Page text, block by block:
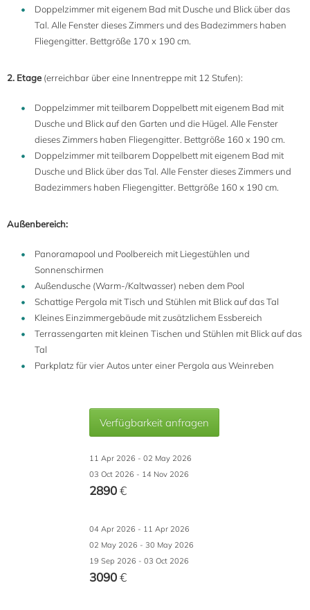
Doppelzimmer mit eigenem Bad mit Dusche und Blick über das
Tal. Alle Fenster dieses Zimmers und des Badezimmers haben
Fliegengitter. Bettgröße 170 x 190 cm.
2. Etage (erreichbar über eine Innentreppe mit 12 Stufen):
Doppelzimmer mit teilbarem Doppelbett mit eigenem Bad mit
Dusche und Blick auf den Garten und die Hügel. Alle Fenster
dieses Zimmers haben Fliegengitter. Bettgröße 160 x 190 cm.
Doppelzimmer mit teilbarem Doppelbett mit eigenem Bad mit
Dusche und Blick über das Tal. Alle Fenster dieses Zimmers und
Badezimmers haben Fliegengitter. Bettgröße 160 x 190 cm.
Außenbereich:
Panoramapool und Poolbereich mit Liegestühlen und
Sonnenschirmen
Außendusche (Warm-/Kaltwasser) neben dem Pool
Schattige Pergola mit Tisch und Stühlen mit Blick auf das Tal
Kleines Einzimmergebäude mit zusätzlichem Essbereich
Terrassengarten mit kleinen Tischen und Stühlen mit Blick auf das
Tal
Parkplatz für vier Autos unter einer Pergola aus Weinreben
Verfügbarkeit anfragen
11 Apr 2026 - 02 May 2026
03 Oct 2026 - 14 Nov 2026
2890€
04 Apr 2026 - 11 Apr 2026
02 May 2026 - 30 May 2026
19 Sep 2026 - 03 Oct 2026
3090€